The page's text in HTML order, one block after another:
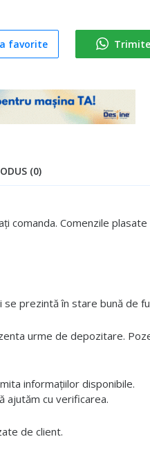
favorite
comanda. Comenzile
prezintă în stare bună de
urme de depozitare.
informațiilor disponibile.
ajutăm cu verificarea.
de client.
(0)